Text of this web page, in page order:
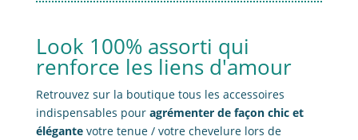
Look 100% assorti qui
renforce les liens d'amour
Retrouvez sur la boutique tous les accessoires
indispensables pouragrémenter de façon chic et
élégantevotre tenue / votre chevelure lors de